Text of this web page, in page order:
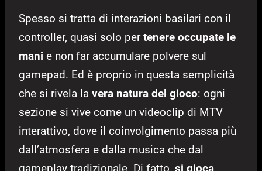
Spesso si tratta di interazioni basilari con il
controller, quasi solo pertenere occupate le
mani e non far accumulare polvere sul
gamepad. Ed è proprio in questa semplicità
che si rivela la vera natura del gioco: ogni
sezione si vive come un videoclip di MTV
interattivo, dove il coinvolgimento passa più
dall’atmosfera e dalla musica che dal
gameplay tradizionale. Di fatto, si gioca